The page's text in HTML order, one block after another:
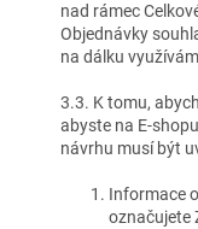
nad rámec
Objednávky
na dálku
3.3. K tomu,
abyste na E-
návrhu musí být
Informace
označujete